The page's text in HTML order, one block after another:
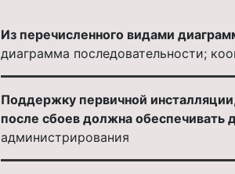
Из перечисленного видами
диаграмма последовательности;
Поддержку первичной
после сбоев должна обеспечивать
администрирования